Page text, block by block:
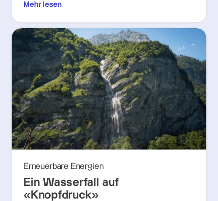
Mehr lesen
Erneuerbare Energien
Ein Wasserfall auf
«Knopfdruck»